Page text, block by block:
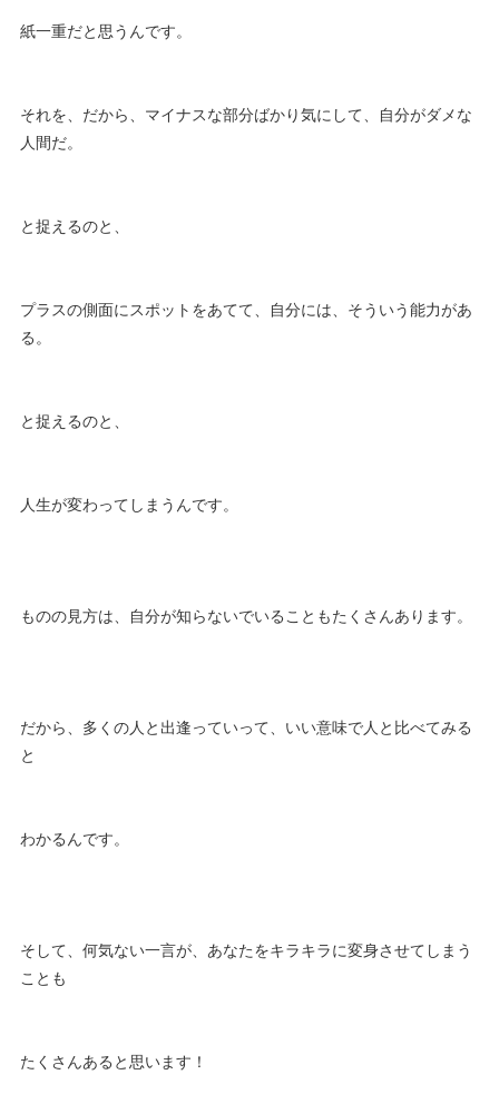
紙一重だと思うんです。
それを、だから、マイナスな部分ばかり気にして、自分がダメな
人間だ。
と捉えるのと、
プラスの側面にスポットをあてて、自分には、そういう能力があ
る。
と捉えるのと、
人生が変わってしまうんです。
ものの見方は、自分が知らないでいることもたくさんあります。
だから、多くの人と出逢っていって、いい意味で人と比べてみる
と
わかるんです。
そして、何気ない一言が、あなたをキラキラに変身させてしまう
ことも
たくさんあると思います！